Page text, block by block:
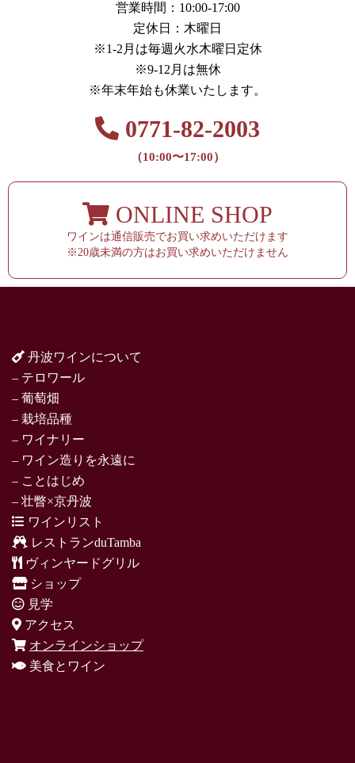
営業時間：10:00-17:00
定休日：木曜日
※1-2月は毎週火水木曜日定休
※9-12月は無休
※年末年始も休業いたします。
0771-82-2003
（10:00〜17:00）
ONLINE SHOP
ワインは通信販売でお買い求めいただけます
※20歳未満の方はお買い求めいただけません
丹波ワインについて
– テロワール
– 葡萄畑
– 栽培品種
– ワイナリー
– ワイン造りを永遠に
– ことはじめ
– 壮瞥×京丹波
ワインリスト
レストランduTamba
ヴィンヤードグリル
ショップ
見学
アクセス
オンラインショップ
美食とワイン